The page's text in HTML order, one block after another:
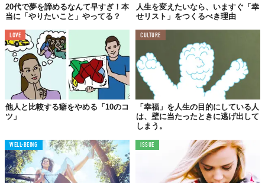
たあなたは、見事に幸せにはなれなかった。そうです。あなたに
は思ったことを実現させる力があったという証拠です。
ええ？どういうこと？という方もいらっしゃるでしょう。
つまり、良くも悪くもあなたが思い込んだ通りの人生がちゃんと
作られていくということです。だからその思い込みを変えれば、
いかようにでも人生は上書き可能だといえます。
『幸せなことしか起こらなくなる48の魔法』
コンテンツ提供元：ワニブックス
大木ゆきの
小学校教師、コピーライター、国家的指導者育成機関の広
報を経て、スピリチュアルの世界で仕事をスタート。ブロ
グ「幸せって意外にカンタン！」は開始と同時に「超実践
的、かつ深く気付ける」と評判となり、各種人気ランキン
20代で夢を諦めるなんて早すぎ！本
当に「やりたいこと」やってる？
人生を変えたいなら、いますぐ「幸
せリスト」をつくるべき理由
LOVE
他人と比較する癖をやめる「10のコ
ツ」
CULTURE
「幸福」を人生の目的にしている人
は、壁に当たったときに逃げ出して
しまう。
WELL-BEING ISSUE